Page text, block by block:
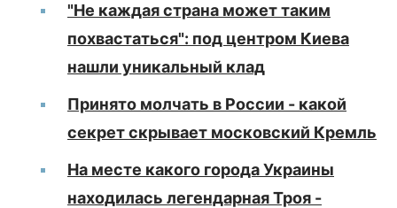
"Не каждая страна может таким
похвастаться": под центром Киева
нашли уникальный клад
Принято молчать в России - какой
секрет скрывает московский Кремль
На месте какого города Украины
находилась легендарная Троя -